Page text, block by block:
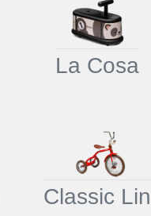
La Cosa
Classic